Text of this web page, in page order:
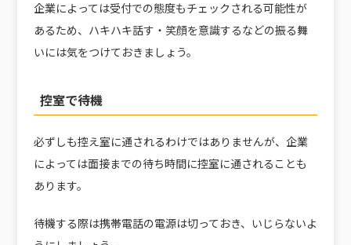
企業によっては受付での態度もチェックされる可能性が
あるため、ハキハキ話す・笑顔を意識するなどの振る舞
いには気をつけておきましょう。
控室で待機
必ずしも控え室に通されるわけではありませんが、企業
によっては面接までの待ち時間に控室に通されることも
あります。
待機する際は携帯電話の電源は切っておき、いじらないよ